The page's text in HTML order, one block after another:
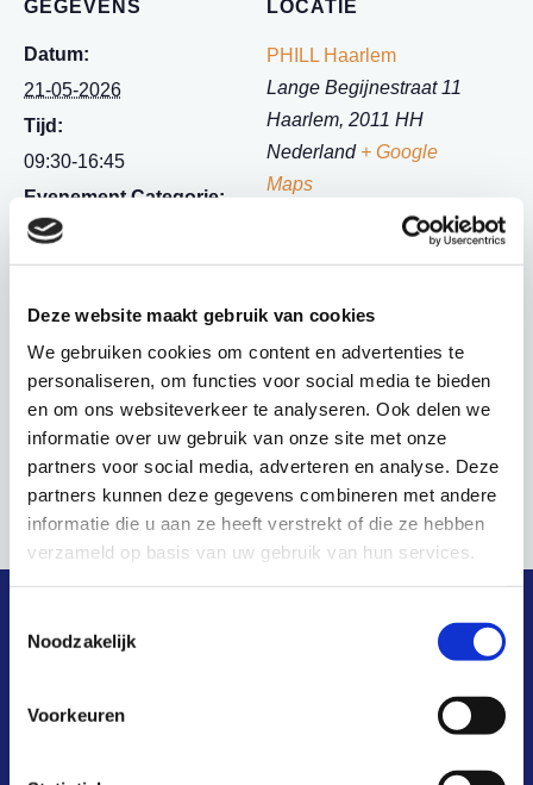
Deze website maakt gebruik van cookies
We gebruiken cookies om content en advertenties te
personaliseren, om functies voor social media te bieden
en om ons websiteverkeer te analyseren. Ook delen we
informatie over uw gebruik van onze site met onze
partners voor social media, adverteren en analyse. Deze
partners kunnen deze gegevens combineren met andere
informatie die u aan ze heeft verstrekt of die ze hebben
verzameld op basis van uw gebruik van hun services.
Noodzakelijk
Voorkeuren
GEGEVENS
Datum:
21-05-2026
Tijd:
09:30-16:45
Evenement Categorie:
Algemene events
Site:
https://www.nvvk.nl/agen
evenwicht-zoeken-in-
hulpverlening/location
LOCATIE
PHILL Haarlem
Lange Begijnestraat 11
Haarlem, 2011 HH
Nederland + Google
Maps
Onboarding bewindvoerders Informatiebijeenkomst
snel naar